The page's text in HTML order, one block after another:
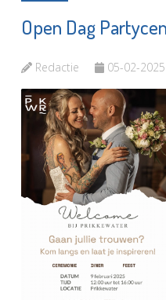
Open Dag
Redactie 05-02-2025